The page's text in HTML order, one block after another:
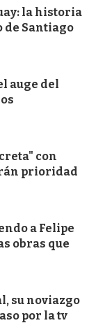
la historia
de Santiago
auge del
con
prioridad
a Felipe
obras que
su noviazgo
por la tv